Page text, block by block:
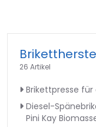
26 Artikel
Brikettpresse
Diesel-
Pini Kay